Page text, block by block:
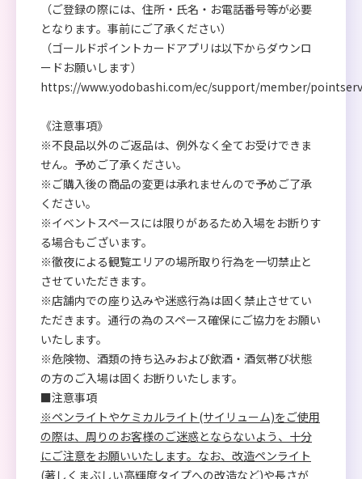
（ご登録の際には、住所・氏名・お電話番号等が必要
となります。事前にご了承ください）
（ゴールドポイントカードアプリは以下からダウンロ
ードお願いします）
https://www.yodobashi.com/ec/support/member/
《注意事項》
※不良品以外のご返品は、例外なく全てお受けできま
せん。予めご了承ください。
※ご購入後の商品の変更は承れませんので予めご了承
ください。
※イベントスペースには限りがあるため入場をお断りす
る場合もございます。
※徹夜による観覧エリアの場所取り行為を一切禁止と
させていただきます。
※店舗内での座り込みや迷惑行為は固く禁止させてい
ただきます。通行の為のスペース確保にご協力をお願い
いたします。
※危険物、酒類の持ち込みおよび飲酒・酒気帯び状態
の方のご入場は固くお断りいたします。
■注意事項
※ペンライトやケミカルライト(サイリューム)をご使用
の際は、周りのお客様のご迷惑とならないよう、十分
にご注意をお願いいたします。なお、改造ペンライト
(著しくまぶしい高輝度タイプへの改造など)や長さが